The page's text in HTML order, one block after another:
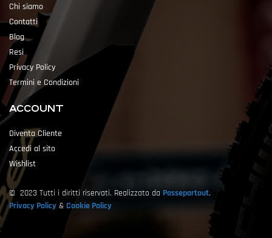
Chi siamo
Contatti
Blog
Resi
Privacy Policy
Termini e Condizioni
ACCOUNT
Diventa Cliente
Accedi al sito
Wishlist
© 2023 Tutti i diritti riservati. Realizzato da Passepartout.
Privacy Policy & Cookie Policy